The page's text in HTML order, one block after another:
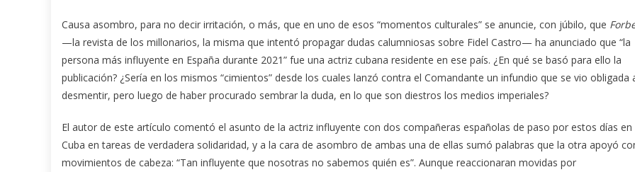
Causa asombro, para no decir irritación, o más, que en uno de esos “momentos culturales” se anuncie, con júbilo, que
—la revista de los millonarios, la misma que intentó propagar dudas calumniosas sobre Fidel Castro— ha anunciado que “la
persona más influyente en España durante 2021” fue una actriz cubana residente en ese país. ¿En qué se basó para ello la
publicación? ¿Sería en los mismos “cimientos” desde los cuales lanzó contra el Comandante un infundio que se vio obligada
desmentir, pero luego de haber procurado sembrar la duda, en lo que son diestros los medios imperiales?
El autor de este artículo comentó el asunto de la actriz influyente con dos compañeras españolas de paso por estos días en
Cuba en tareas de verdadera solidaridad, y a la cara de asombro de ambas una de ellas sumó palabras que la otra apoyó
movimientos de cabeza: “Tan influyente que nosotras no sabemos quién es”. Aunque reaccionaran movidas por